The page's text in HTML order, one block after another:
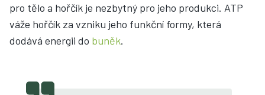
pro tělo a hořčík je nezbytný pro jeho produkci. ATP
váže hořčík za vzniku jeho funkční formy, která
dodává energii do buněk.